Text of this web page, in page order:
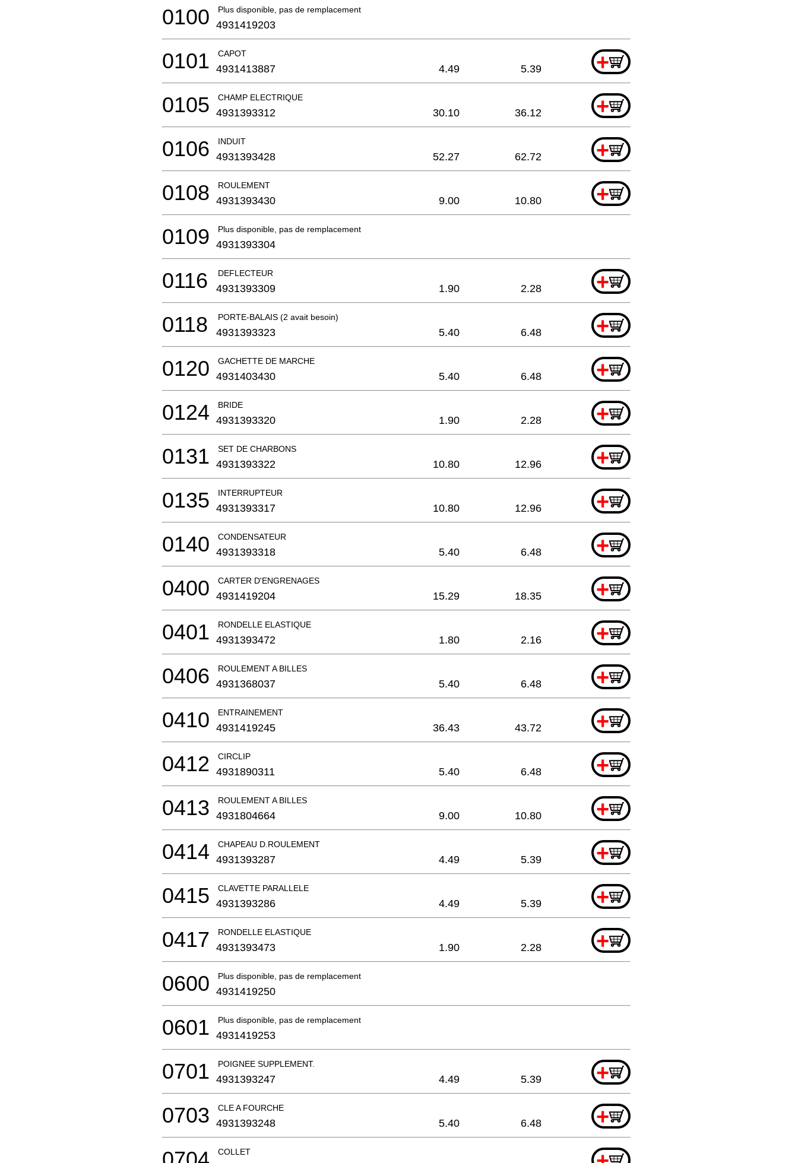
Plus disponible, pas de remplacement
0100 4931419203
CAPOT +
0101 4931413887 4.49 5.39
CHAMP ELECTRIQUE +
0105 4931393312 30.10 36.12
INDUIT +
0106 4931393428 52.27 62.72
ROULEMENT +
0108 4931393430 9.00 10.80
Plus disponible, pas de remplacement
0109 4931393304
DEFLECTEUR +
0116 4931393309 1.90 2.28
PORTE-BALAIS (2 avait besoin) +
0118 4931393323 5.40 6.48
GACHETTE DE MARCHE +
0120 4931403430 5.40 6.48
BRIDE +
0124 4931393320 1.90 2.28
SET DE CHARBONS +
0131 4931393322 10.80 12.96
INTERRUPTEUR +
0135 4931393317 10.80 12.96
CONDENSATEUR +
0140 4931393318 5.40 6.48
CARTER D'ENGRENAGES +
0400 4931419204 15.29 18.35
RONDELLE ELASTIQUE +
0401 4931393472 1.80 2.16
ROULEMENT A BILLES +
0406 4931368037 5.40 6.48
ENTRAINEMENT +
0410 4931419245 36.43 43.72
CIRCLIP +
0412 4931890311 5.40 6.48
ROULEMENT A BILLES +
0413 4931804664 9.00 10.80
CHAPEAU D.ROULEMENT +
0414 4931393287 4.49 5.39
CLAVETTE PARALLELE +
0415 4931393286 4.49 5.39
RONDELLE ELASTIQUE +
0417 4931393473 1.90 2.28
Plus disponible, pas de remplacement
0600 4931419250
Plus disponible, pas de remplacement
0601 4931419253
POIGNEE SUPPLEMENT. +
0701 4931393247 4.49 5.39
CLE A FOURCHE +
0703 4931393248 5.40 6.48
COLLET